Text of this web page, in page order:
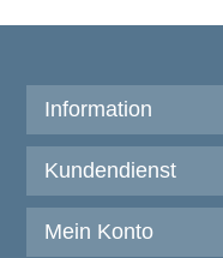
Information
Kundendienst
Mein Konto